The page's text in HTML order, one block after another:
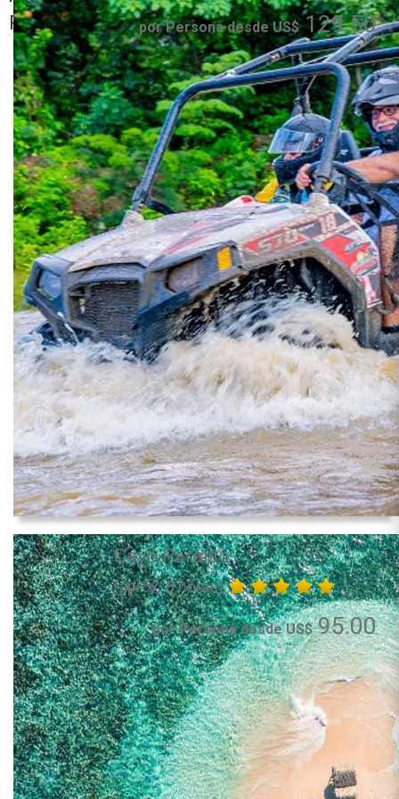
Romana
Plata, Sosua,
Cofresi - Maimon
por Persona desde US$129.50
Cayo Paraiso
(aprox. 8 horas)
por Persona desde US$95.00